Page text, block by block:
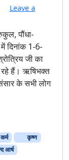
Leave a
पौंधा-
में दिनांक 1-6-
जी का
रहे हैं। ऋषिभक्त
के सभी लोग
कर्म
कृष्ण
आर्ष